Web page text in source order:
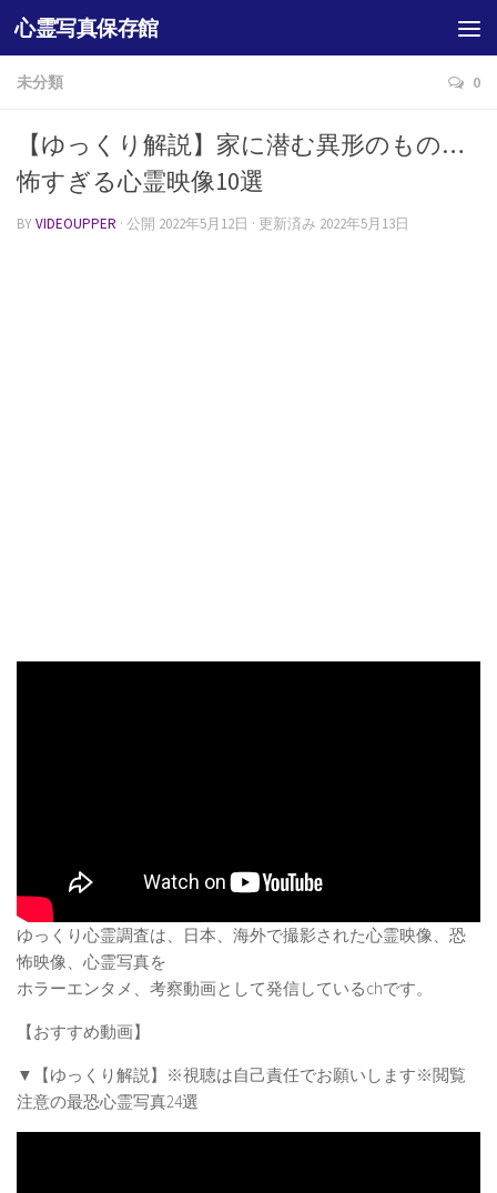
心霊写真保存館
未分類 0
【ゆっくり解説】家に潜む異形のもの…
怖すぎる心霊映像10選
BYVIDEOUPPER · 公開 2022年5月12日 · 更新済み 2022年5月13日
ゆっくり心霊調査は、日本、海外で撮影された心霊映像、恐
怖映像、心霊写真を
ホラーエンタメ、考察動画として発信しているchです。
【おすすめ動画】
▼【ゆっくり解説】※視聴は自己責任でお願いします※閲覧
注意の最恐心霊写真24選